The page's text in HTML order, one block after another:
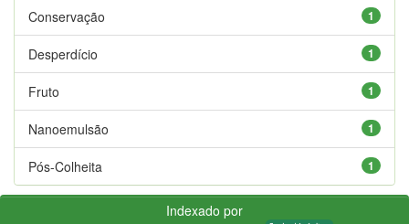
1
Conservação
1
Desperdício
1
Fruto
1
Nanoemulsão
1
Pós-Colheita
Indexado por